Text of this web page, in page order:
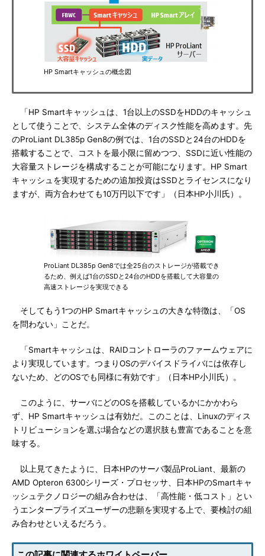
HP Smartキャッシュの概念図
「HP Smartキャッシュは、1台以上のSSDをHDDのキャッシュ
として使うことで、システム全体のディスク性能を高めます。先
のProLiant DL385p Gen8の例では、1台のSSDと24台のHDDを
搭載することで、コストを最小限に留めつつ、SSDに近い性能の
大容量ストレージを構成することが可能になります。HP Smart
キャッシュを実現するための追加投資はSSDとライセンスになり
ますが、両方合わせても10万円以下です」（日本HP小川氏）。
ProLiant DL385p Gen8では全25台のストレージが搭載でき
るため、例えば1台のSSDと24台のHDDを搭載して大容量の
高速ストレージを実現できる
そしてもう1つのHP Smartキャッシュの大きな特徴は、「OS
を問わない」ことだ。
「Smartキャッシュは、RAIDコントローラのファームウェアに
より実現しています。つまりOSのデバイスドライバには依存し
ないため、どのOSでも同様に有効です」（日本HP小川氏）。
このように、サーバにどのOSを搭載しているかにかかわら
ず、HP Smartキャッシュは有効だ。このことは、Linuxのディス
トリビューションを選ぶ場合などの選択肢も豊富であることを意
味する。
以上見てきたように、日本HPのサーバ製品ProLiant、最新の
AMD Opteron 6300シリーズ・プロセッサ、日本HPのSmartキャ
ッシュテクノロジーの組み合わせは、「高性能・低コスト」とい
うエンタープライズユーザーの悲願を実現する上で、要検討の組
み合わせといえるだろう。